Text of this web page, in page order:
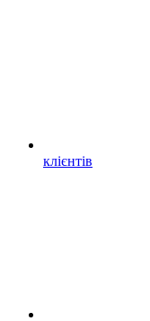
клієнтів